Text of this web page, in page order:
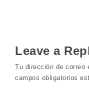
Leave a
Tu dirección de correo
campos obligatorios